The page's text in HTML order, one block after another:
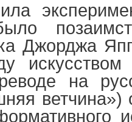
Джорджа
на
ветчина»)